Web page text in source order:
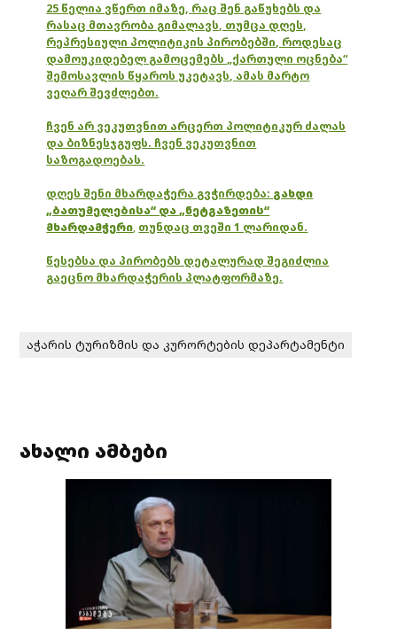
25 წელია ვწერთ იმაზე, რაც შენ გაწუხებს და
რასაც მთავრობა გიმალავს, თუმცა დღეს,
რეპრესიული პოლიტიკის პირობებში, როდესაც
დამოუკიდებელ გამოცემებს „ქართული ოცნება“
შემოსავლის წყაროს უკეტავს, ამას მარტო
ვეღარ შევძლებთ.
ჩვენ არ ვეკუთვნით არცერთ პოლიტიკურ ძალას
და ბიზნესჯგუფს. ჩვენ ვეკუთვნით
საზოგადოებას.
დღეს შენი მხარდაჭერა გვჭირდება: გახდი
„ბათუმელებისა“ და „ნეტგაზეთის“
მხარდამჭერი, თუნდაც თვეში 1 ლარიდან.
წესებსა და პირობებს დეტალურად შეგიძლია
გაეცნო მხარდაჭერის პლატფორმაზე.
აჭარის ტურიზმის და კურორტების დეპარტამენტი
ახალი ამბები